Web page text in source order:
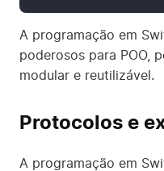
A programação em
poderosos para POO,
modular e reutilizável.
Protocolos e
A programação em